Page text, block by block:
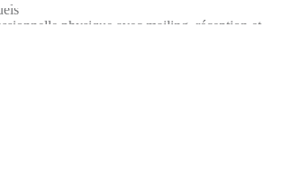
physique avec mailing, réception et
ad hoc